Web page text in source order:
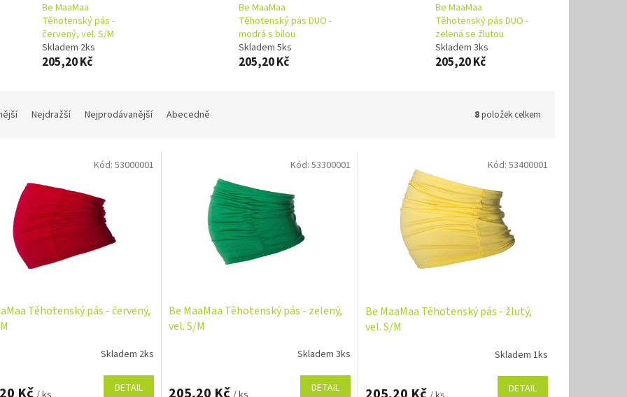
Be MaaMaa
Těhotenský pás -
červený, vel. S/M
Skladem 2ks
205,20 Kč
Be MaaMaa
Těhotenský pás DUO -
modrá s bílou
Skladem 5ks
205,20 Kč
Be MaaMaa
Těhotenský pás DUO -
zelená se žlutou
Skladem 3ks
205,20 Kč
Nejdražší Nejprodávanější Abecedně 8položek celkem
Těhotenský pás - červený,
Skladem 2ks
DETAIL
Kód: 53000001
Be MaaMaa Těhotenský pás - zelený,
vel. S/M
Skladem 3ks
DETAIL
Kód: 53300001
Be MaaMaa Těhotenský pás - žlutý,
vel. S/M
Skladem 1ks
DETAIL
Kód: 53400001